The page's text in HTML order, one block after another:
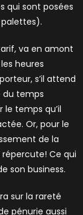
qui sont posées
palettes).
va en amont
heures
s’il attend
du temps
temps qu’il
Or, pour le
de la
Ce qui
son business.
sur la rareté
pénurie aussi